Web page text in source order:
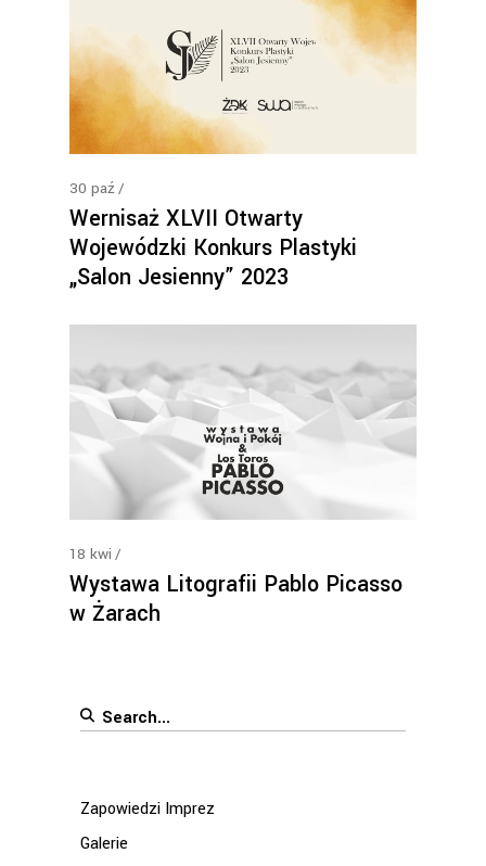
30 paź
Wernisaż XLVII Otwarty
Wojewódzki Konkurs Plastyki
„Salon Jesienny” 2023
18 kwi
Wystawa Litografii Pablo Picasso
w Żarach
Search
Zapowiedzi Imprez
Galerie